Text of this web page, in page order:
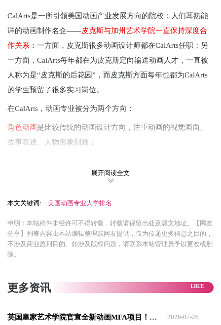
CalArts是一所引领美国动画产业发展方向的院校：人们耳熟能
详的动画制作名企——皮克斯与加州艺术学院一直保持深度合
作关系： 一方面，皮克斯很多动画设计师都在CalArts任职；另
一方面，CalArts每年都在为皮克斯定向输送动画人才，一直被
人称为是“皮克斯的后花园”，而皮克斯方面每年也都为CalArts
的学生预留了很多实习岗位。
在CalArts，动画专业被分为两个方向：
角色动画是比较传统的动画设计方向，注重动画的视觉画面、
故事表述、人物形象刻画；
励学生在动画中强调个人风格，在动画中加入更多实验性元
素；
因此，实验动画的课程中也会着重强调跨学科的学习，包括定
格动画、动态影像、混合成像、声音实验等。
萨凡纳艺术设计学院
业的排名中，唯一能与 CalArts 相提并论的，便是萨凡纳艺术设
展开阅读全文
本文关键词: 美国动画专业大学排名
申明：本站稿件未经许可不得转载，转载请保留出处及源文地址。【网友
分享】列表内容由本站编辑整理或网友提供，仅为传递更多信息之目的，
不涉及商业盈利目的。如涉及版权问题，请联系本站管理员予以更改或删
除。
更多资讯
英国皇家艺术学院官宣全新动画MFA项目！27Fall动画留学生迎来新机会！ 2026-07-26